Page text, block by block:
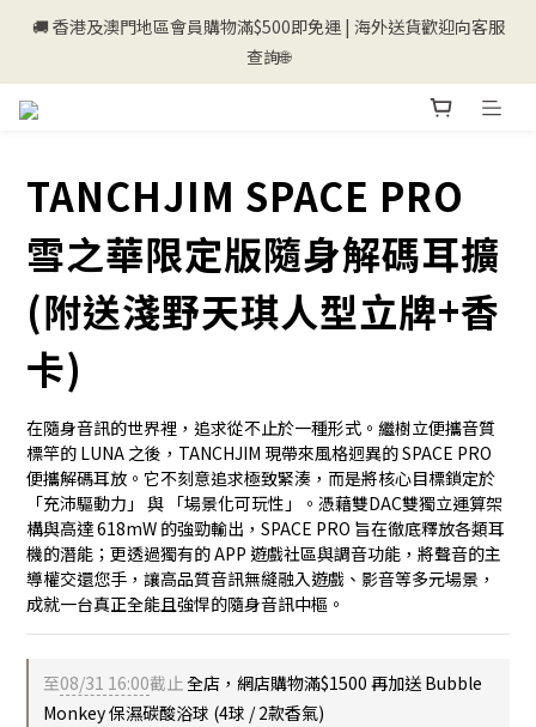
💰新登記會員即送50購物金💰
🚚 香港及澳門地區會員購物滿$500即免運 | 海外送貨歡迎向客服
查詢🌐
TANCHJIM SPACE PRO
雪之華限定版隨身解碼耳擴
(附送淺野天琪人型立牌+香
卡)
在隨身音訊的世界裡，追求從不止於一種形式。繼樹立便攜音質
標竿的 LUNA 之後，TANCHJIM 現帶來風格迥異的 SPACE PRO
便攜解碼耳放。它不刻意追求極致緊湊，而是將核心目標鎖定於
「充沛驅動力」 與 「場景化可玩性」。憑藉雙DAC雙獨立運算架
構與高達 618mW 的強勁輸出，SPACE PRO 旨在徹底釋放各類耳
機的潛能；更透過獨有的 APP 遊戲社區與調音功能，將聲音的主
導權交還您手，讓高品質音訊無縫融入遊戲、影音等多元場景，
成就一台真正全能且強悍的隨身音訊中樞。
至08/31 16:00截止全店，網店購物滿$1500 再加送 Bubble
Monkey 保濕碳酸浴球 (4球 / 2款香氣)